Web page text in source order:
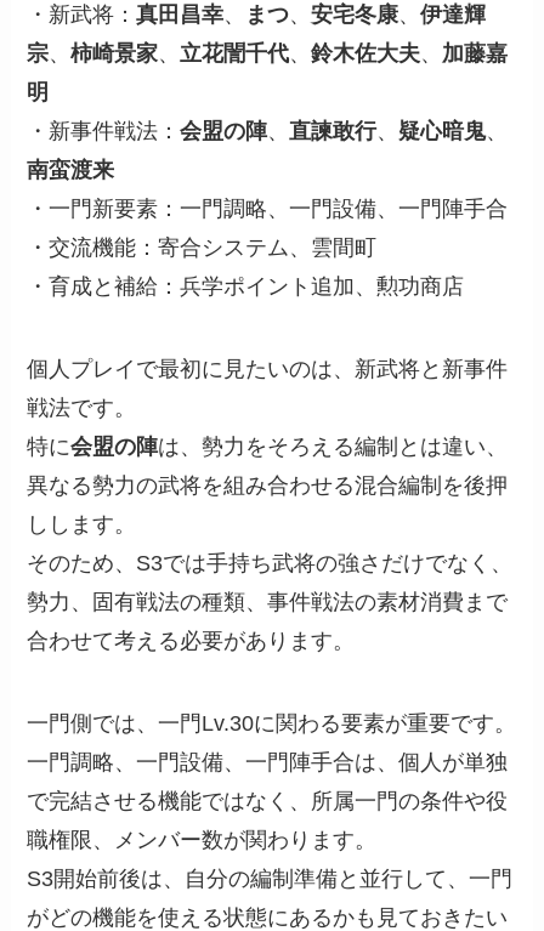
・新武将：真田昌幸、 まつ、安宅冬康、伊達輝
宗、柿崎景家、 立花誾千代、鈴木佐大夫、 加藤嘉
明
・新事件戦法：会盟の陣、直諫敢行、 疑心暗鬼、
南蛮渡来
・一門新要素：一門調略、一門設備、一門陣手合
・交流機能：寄合システム、雲間町
・育成と補給：兵学ポイント追加、勲功商店
個人プレイで最初に見たいのは、新武将と新事件
戦法です。
特に会盟の陣は、勢力をそろえる編制とは違い、
異なる勢力の武将を組み合わせる混合編制を後押
しします。
そのため、S3では手持ち武将の強さだけでなく、
勢力、固有戦法の種類、事件戦法の素材消費まで
合わせて考える必要があります。
一門側では、一門Lv.30に関わる要素が重要です。
一門調略、一門設備、一門陣手合は、個人が単独
で完結させる機能ではなく、所属一門の条件や役
職権限、メンバー数が関わります。
S3開始前後は、自分の編制準備と並行して、一門
がどの機能を使える状態にあるかも見ておきたい